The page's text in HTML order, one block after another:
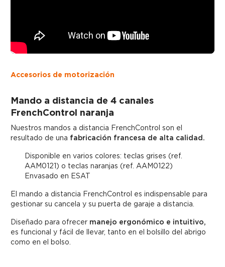
Accesorios de motorización
Mando a distancia de 4 canales
FrenchControl naranja
Nuestros mandos a distancia FrenchControl son el
resultado de una fabricación francesa de alta calidad.
Disponible en varios colores: teclas grises (ref.
AAM0121) o teclas naranjas (ref. AAM0122)
Envasado en ESAT
El mando a distancia FrenchControl es indispensable para
gestionar su cancela y su puerta de garaje a distancia.
Diseñado para ofrecer manejo ergonómico e intuitivo,
es funcional y fácil de llevar, tanto en el bolsillo del abrigo
como en el bolso.